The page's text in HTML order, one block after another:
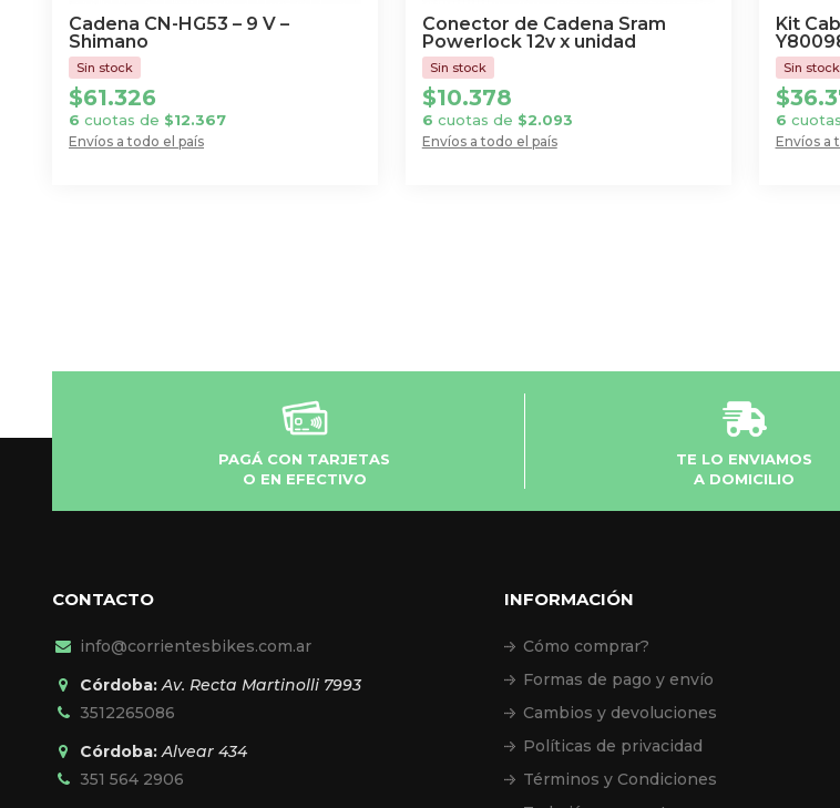
Cadena CN-HG53 – 9 V –
Shimano
Envíos a todo el país
$61.326
6 cuotas de $12.367
Conector de Cadena Sram
Powerlock 12v x unidad
Envíos a todo el país
$10.378
6 cuotas de $2.093
Kit
Envíos a
$
6
PAGÁ CON TARJETAS
O EN EFECTIVO
TE LO ENVIAMOS
A DOMICILIO
CONTACTO
info@corrientesbikes.com.ar
Córdoba: Av. Recta Martinolli 7993
3512265086
Córdoba: Alvear 434
351 564 2906
INFORMACIÓN
Cómo comprar?
Formas de pago y envío
Cambios y devoluciones
Políticas de privacidad
Términos y Condiciones